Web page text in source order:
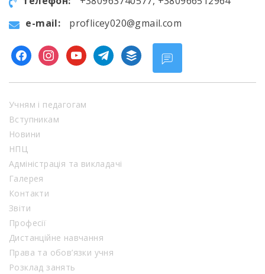
e-mail:
proflicey020@gmail.com
facebookinstagramyoutubetelegram
buffer
Учням і педагогам
Вступникам
Новини
НПЦ
Адміністрація та викладачі
Галерея
Контакти
Звіти
Професії
Дистанційне навчання
Права та обов’язки учня
Розклад занять